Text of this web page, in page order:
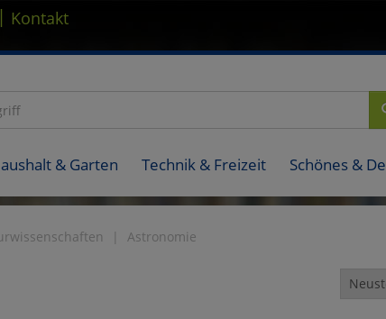
| Kontakt
& Garten Technik & Freizeit Schönes &
Astronomie